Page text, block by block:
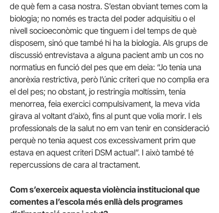
de què fem a casa nostra. S’estan obviant temes com la
biologia; no només es tracta del poder adquisitiu o el
nivell socioeconòmic que tinguem i del temps de què
disposem, sinó que també hi ha la biologia. Als grups de
discussió entrevistava a alguna pacient amb un cos no
normatius en funció del pes que em deia: “Jo tenia una
anorèxia restrictiva, però l’únic criteri que no complia era
el del pes; no obstant, jo restringia moltíssim, tenia
menorrea, feia exercici compulsivament, la meva vida
girava al voltant d’això, fins al punt que volia morir. I els
professionals de la salut no em van tenir en consideració
perquè no tenia aquest cos excessivament prim que
estava en aquest criteri DSM actual”. I això també té
repercussions de cara al tractament.
Com s’exerceix aquesta violència institucional que
comentes a l’escola més enllà dels programes